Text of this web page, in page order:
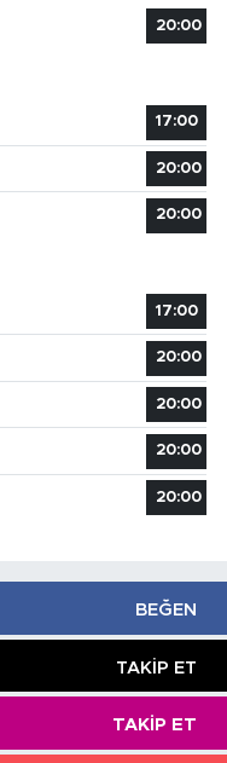
20:00
17:00
20:00
20:00
17:00
20:00
20:00
20:00
20:00
BEĞEN
TAKIP ET
TAKIP ET